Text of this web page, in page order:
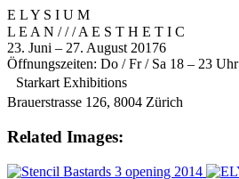
E L Y S I U M
L E A N / / / A E S T H E T I C
23. Juni – 27. August 20176
Öffnungszeiten: Do / Fr / Sa 18 – 23 Uhr
Starkart Exhibitions
Brauerstrasse 126, 8004 Zürich
Related Images: